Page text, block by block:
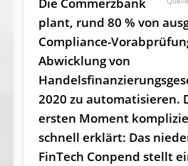
plant, rund 80 % von
Compliance-
Abwicklung von
2020 zu automatisieren.
ersten Moment
schnell erklärt: Das
FinTech Conpend stellt